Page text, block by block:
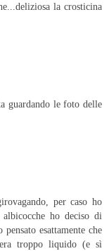
la crosticina
guardando le foto delle
per caso ho
ho deciso di
esattamente che
troppo liquido (e sì